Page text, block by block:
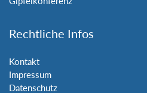
Rechtliche Infos
Kontakt
Impressum
Datenschutz